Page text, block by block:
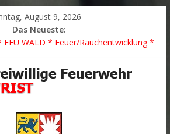
August 9, 2026
Das Neueste:
WALD * Feuer/Rauchentwicklung *
überschlagen *
in festsitzendem Aufzug *
1 Person klemmt * Hingstheide
Jahres 2026